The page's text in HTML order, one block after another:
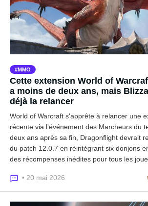
MMO
Cette extension World of
a moins de deux ans, mais
déjà la relancer
World of Warcraft s'apprête à relancer une
récente via l'événement des Marcheurs du
deux ans après sa fin, Dragonflight devrait
du patch 12.0.7 en réintégrant six donjons
des récompenses inédites pour tous les
• 20 mai 2026